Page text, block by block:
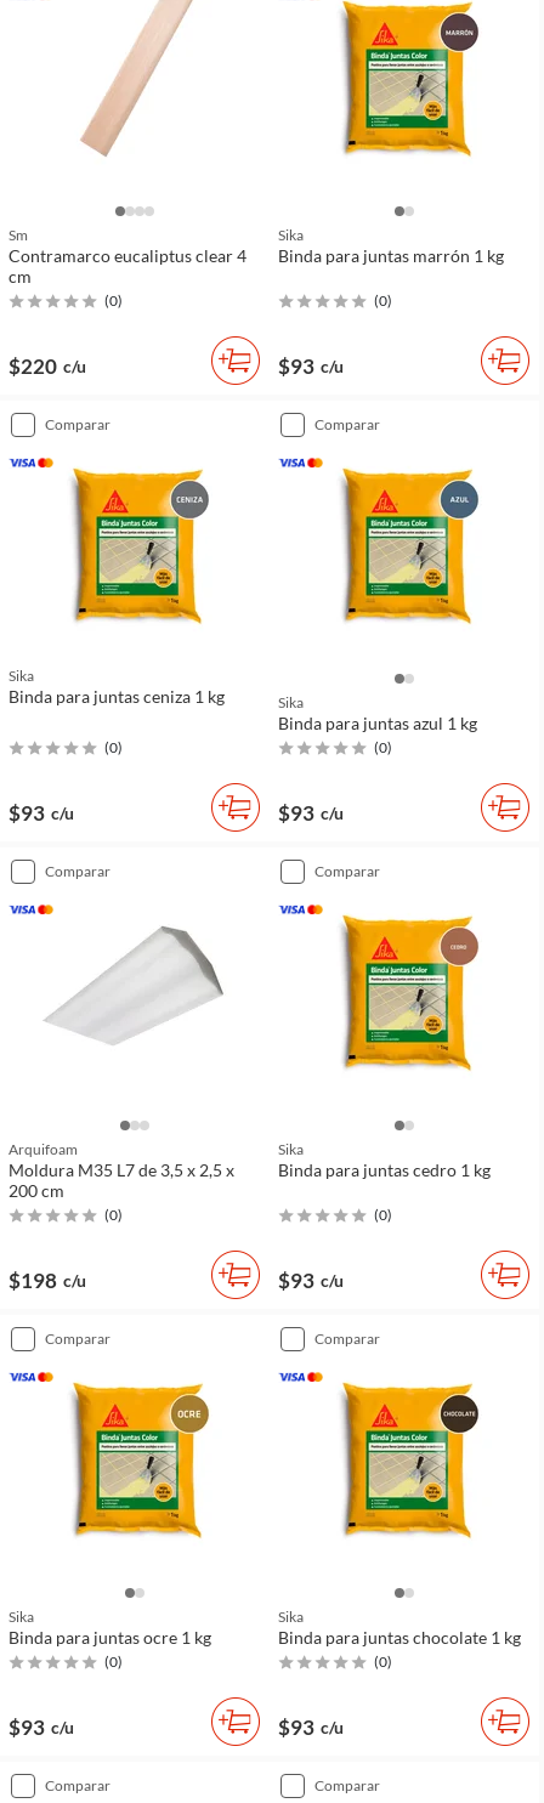
Sm
Contramarco eucaliptus clear 4
cm
(0)
$220 c/u
Sika
Binda para juntas marrón 1 kg
(0)
$93 c/u
comparar
Sika
Binda para juntas ceniza 1 kg
(0)
$93 c/u
comparar
Sika
Binda para juntas azul 1 kg
(0)
$93 c/u
comparar
Arquifoam
Moldura M35 L7 de 3,5 x 2,5 x
200 cm
(0)
$198 c/u
comparar
Sika
Binda para juntas cedro 1 kg
(0)
$93 c/u
comparar
Sika
Binda para juntas ocre 1 kg
(0)
$93 c/u
comparar
Sika
Binda para juntas chocolate 1 kg
(0)
$93 c/u
comparar comparar